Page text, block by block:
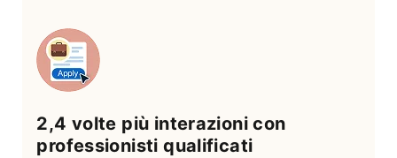
2,4 volte più interazioni con
professionisti qualificati